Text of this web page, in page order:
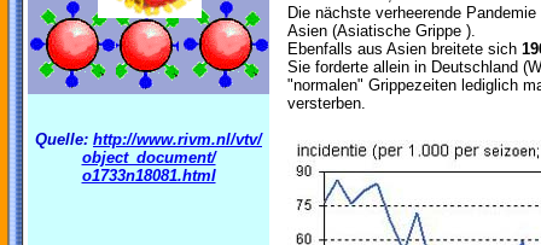
Die nächste verheerende
Asien (Asiatische Grippe ).
Ebenfalls aus Asien breitete sich
Sie forderte allein in Deutschland
"normalen" Grippezeiten lediglich
versterben.
Quelle: http://www.rivm.nl/vtv/
object_document/
o1733n18081.html